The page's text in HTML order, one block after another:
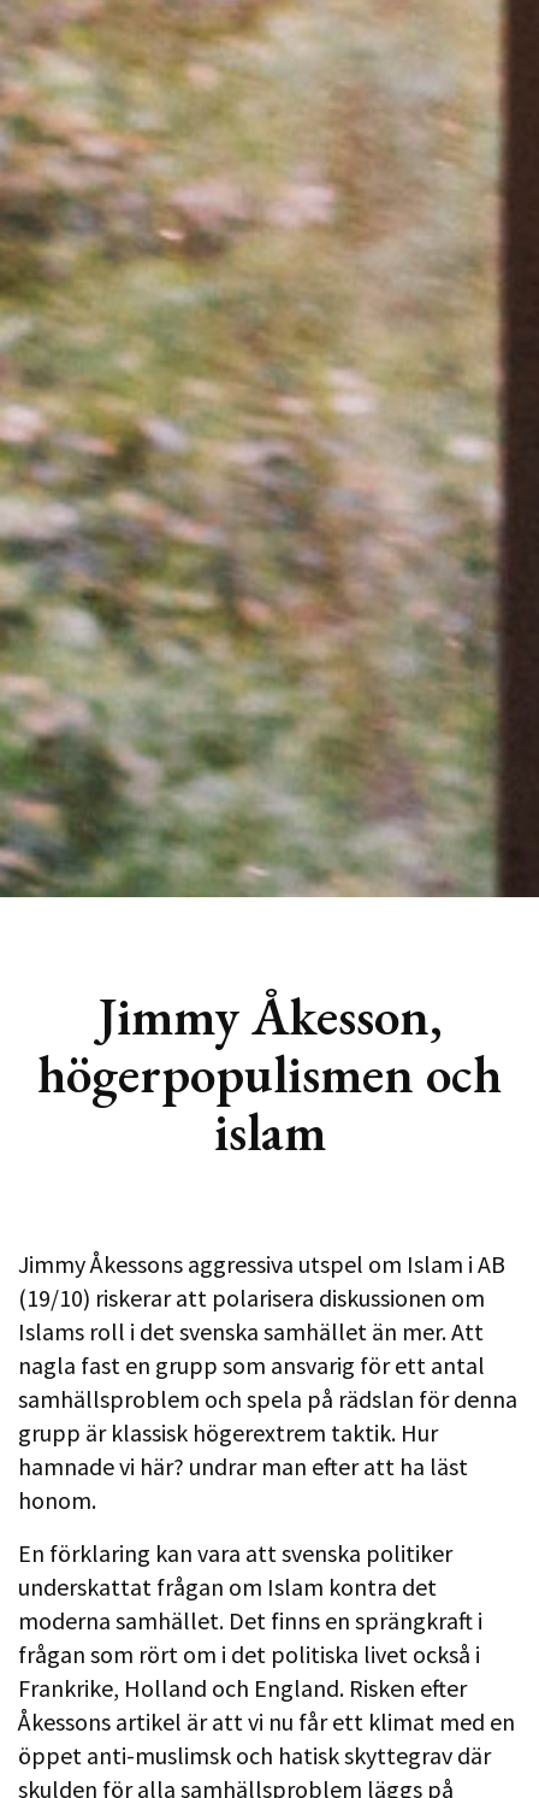
Jimmy Åkesson,
högerpopulismen och
islam
Jimmy Åkessons aggressiva utspel om Islam i AB
(19/10) riskerar att polarisera diskussionen om
Islams roll i det svenska samhället än mer. Att
nagla fast en grupp som ansvarig för ett antal
samhällsproblem och spela på rädslan för denna
grupp är klassisk högerextrem taktik. Hur
hamnade vi här? undrar man efter att ha läst
honom.
En förklaring kan vara att svenska politiker
underskattat frågan om Islam kontra det
moderna samhället. Det finns en sprängkraft i
frågan som rört om i det politiska livet också i
Frankrike, Holland och England. Risken efter
Åkessons artikel är att vi nu får ett klimat med en
öppet anti-muslimsk och hatisk skyttegrav där
skulden för alla samhällsproblem läggs på